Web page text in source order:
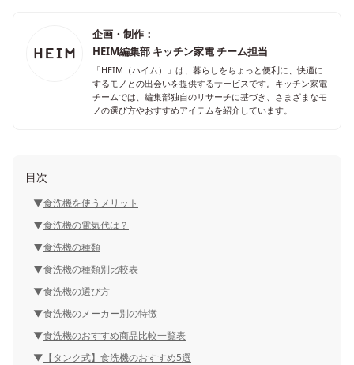
企画・制作：
HEIM編集部 キッチン家電 チーム担当
「HEIM（ハイム）」は、暮らしをちょっと便利に、快適に
するモノとの出会いを提供するサービスです。キッチン家電
チームでは、編集部独自のリサーチに基づき、さまざまなモ
ノの選び方やおすすめアイテムを紹介しています。
目次
食洗機を使うメリット
食洗機の電気代は？
食洗機の種類
食洗機の種類別比較表
食洗機の選び方
食洗機のメーカー別の特徴
食洗機のおすすめ商品比較一覧表
【タンク式】食洗機のおすすめ5選